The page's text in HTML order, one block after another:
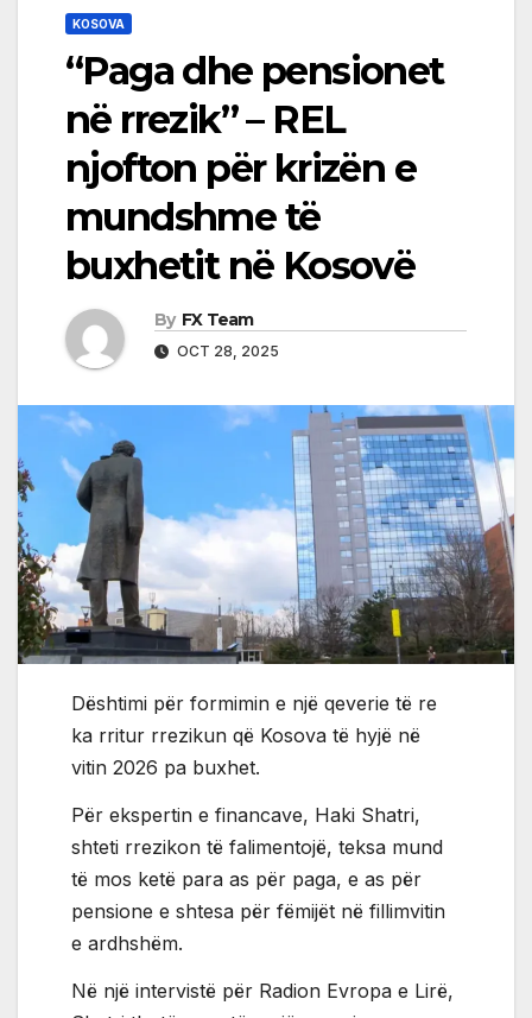
KOSOVA
“Paga dhe pensionet
në rrezik” – REL
njofton për krizën e
mundshme të
buxhetit në Kosovë
By FX Team
OCT 28, 2025
Dështimi për formimin e një qeverie të re
ka rritur rrezikun që Kosova të hyjë në
vitin 2026 pa buxhet.
Për ekspertin e financave, Haki Shatri,
shteti rrezikon të falimentojë, teksa mund
të mos ketë para as për paga, e as për
pensione e shtesa për fëmijët në fillimvitin
e ardhshëm.
Në një intervistë për Radion Evropa e Lirë,